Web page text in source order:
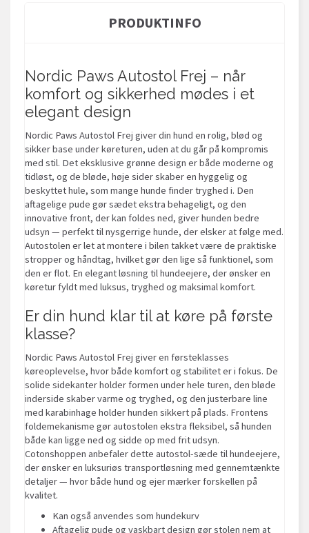
PRODUKTINFO
Nordic Paws Autostol Frej – når
komfort og sikkerhed mødes i et
elegant design
Nordic Paws Autostol Frej giver din hund en rolig, blød og
sikker base under køreturen, uden at du går på kompromis
med stil. Det eksklusive grønne design er både moderne og
tidløst, og de bløde, høje sider skaber en hyggelig og
beskyttet hule, som mange hunde finder tryghed i. Den
aftagelige pude gør sædet ekstra behageligt, og den
innovative front, der kan foldes ned, giver hunden bedre
udsyn — perfekt til nysgerrige hunde, der elsker at følge med.
Autostolen er let at montere i bilen takket være de praktiske
stropper og håndtag, hvilket gør den lige så funktionel, som
den er flot. En elegant løsning til hundeejere, der ønsker en
køretur fyldt med luksus, tryghed og maksimal komfort.
Er din hund klar til at køre på første
klasse?
Nordic Paws Autostol Frej giver en førsteklasses
køreoplevelse, hvor både komfort og stabilitet er i fokus. De
solide sidekanter holder formen under hele turen, den bløde
inderside skaber varme og tryghed, og den justerbare line
med karabinhage holder hunden sikkert på plads. Frontens
foldemekanisme gør autostolen ekstra fleksibel, så hunden
både kan ligge ned og sidde op med frit udsyn.
Cotonshoppen anbefaler dette autostol-sæde til hundeejere,
der ønsker en luksuriøs transportløsning med gennemtænkte
detaljer — hvor både hund og ejer mærker forskellen på
kvalitet.
Kan også anvendes som hundekurv
Aftagelig pude og vaskbart design gør stolen nem at